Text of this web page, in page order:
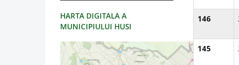
HARTA DIGITALA A
MUNICIPIULUI HUSI
146
145